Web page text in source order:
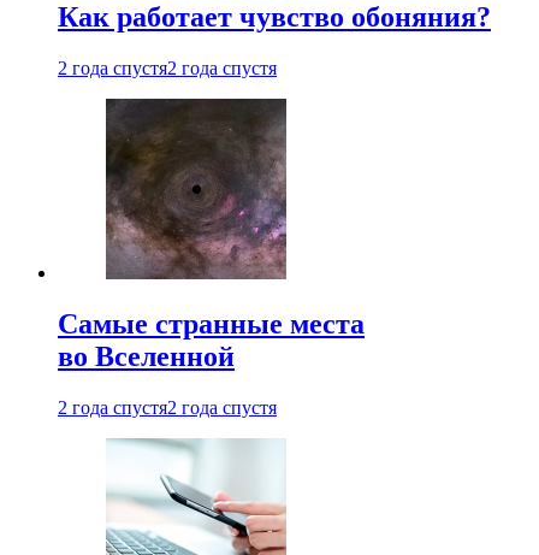
Как работает чувство обоняния?
2 года спустя2 года спустя
Самые странные места
во Вселенной
2 года спустя2 года спустя